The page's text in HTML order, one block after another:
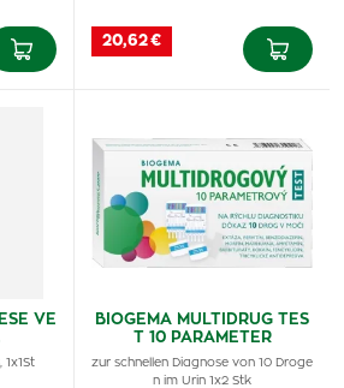
20,62 €
VE
BIOGEMA MULTIDRUG TES
T 10 PARAMETER
zur schnellen Diagnose von 10 Droge
n im Urin 1x2 Stk